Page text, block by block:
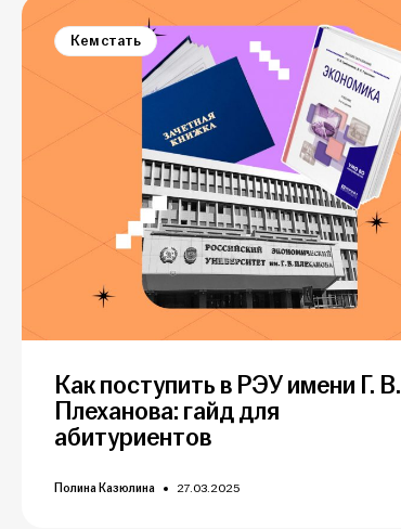
Кем стать
Как поступить в РЭУ имени Г. В.
Плеханова: гайд для
абитуриентов
Полина Казюлина 27.03.2025